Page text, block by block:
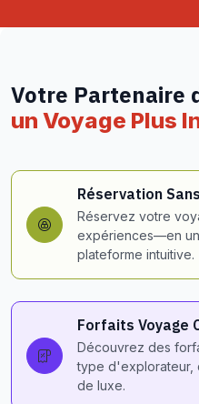
Votre Partenaire
un Voyage Plus
Réservation
Réservez votre
expériences—en
plateforme intuitive.
Forfaits Voyage
Découvrez des
type d'explorateur,
de luxe.